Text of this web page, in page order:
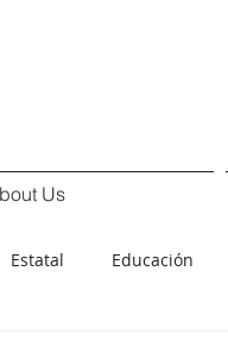
Us
Estatal Educación